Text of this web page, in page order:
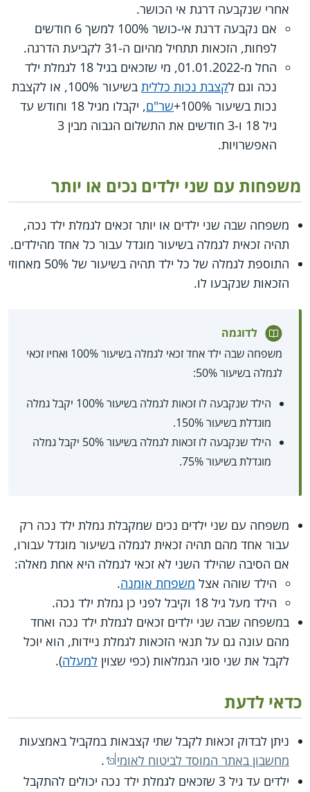
אחרי שנקבעה דרגת אי הכושר.
אם נקבעה דרגת אי-כושר 100% למשך 6 חודשים
לפחות, הזכאות תתחיל מהיום ה-31 לקביעת הדרגה.
החל מ-01.01.2022, מי שזכאים בגיל 18 לגמלת ילד
נכה וגם לקצבת נכות כללית
בשיעור 100%, או לקצבת
נכות בשיעור 100%+
שר"ם
, יקבלו מגיל 18 וחודש עד
גיל 18 ו-3 חודשים את התשלום הגבוה מבין 3
האפשרויות.
משפחות עם שני ילדים נכים או יותר
משפחה שבה שני ילדים או יותר זכאים לגמלת ילד נכה,
תהיה זכאית לגמלה בשיעור מוגדל עבור כל אחד מהילדים.
התוספת לגמלה של כל ילד תהיה בשיעור של 50% מאחוזי
הזכאות שנקבעו לו.
לדוגמה
משפחה שבה ילד אחד זכאי לגמלה בשיעור 100% ואחיו זכאי
לגמלה בשיעור 50%:
הילד שנקבעה לו זכאות לגמלה בשיעור 100% יקבל גמלה
מוגדלת בשיעור 150%.
הילד שנקבעה לו זכאות לגמלה בשיעור 50% יקבל גמלה
מוגדלת בשיעור 75%.
משפחה עם שני ילדים נכים שמקבלת גמלת ילד נכה רק
עבור אחד מהם תהיה זכאית לגמלה בשיעור מוגדל עבורו,
אם הסיבה שהילד השני לא זכאי לגמלה היא אחת מאלה:
הילד שוהה אצל משפחת אומנה.
הילד מעל גיל 18 וקיבל לפני כן גמלת ילד נכה.
במשפחה שבה שני ילדים זכאים לגמלת ילד נכה ואחד
מהם עונה גם על תנאי הזכאות לגמלת ניידות, הוא יוכל
לקבל את שני סוגי הגמלאות (כפי שצוין למעלה).
כדאי לדעת
ניתן לבדוק זכאות לקבל שתי קצבאות במקביל באמצעות
מחשבון באתר המוסד לביטוח לאומי
.
ילדים עד גיל 3 שזכאים לגמלת ילד נכה יכולים להתקבל